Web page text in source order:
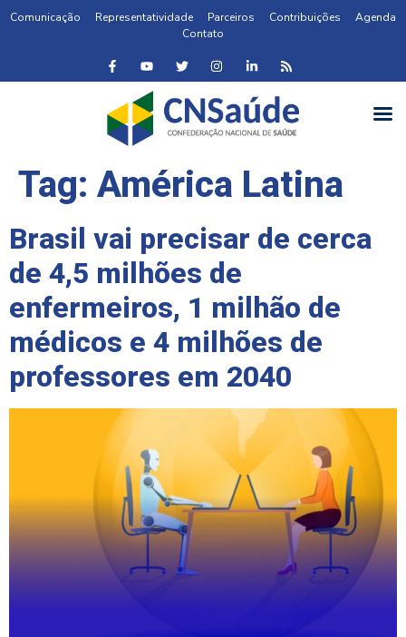
Comunicação Representatividade Parceiros Contribuições
Agenda
Contato
Tag: América Latina
Brasil vai precisar de cerca
de 4,5 milhões de
enfermeiros, 1 milhão de
médicos e 4 milhões de
professores em 2040